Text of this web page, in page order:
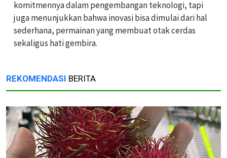
komitmennya dalam pengembangan teknologi, tapi
juga menunjukkan bahwa inovasi bisa dimulai dari hal
sederhana, permainan yang membuat otak cerdas
sekaligus hati gembira.
REKOMENDASI BERITA